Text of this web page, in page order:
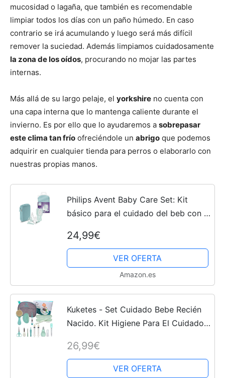
Fotos
de
Cachorros
mucosidad o lagaña, que también es recomendable
limpiar todos los días con un paño húmedo. En caso
contrario se irá acumulando y luego será más difícil
remover la suciedad. Además limpiamos cuidadosamente
la zona de los oídos, procurando no mojar las partes
internas.
Más allá de su largo pelaje, el yorkshire no cuenta con
una capa interna que lo mantenga caliente durante el
invierno. Es por ello que lo ayudaremos a sobrepasar
este clima tan frío ofreciéndole un abrigo que podemos
adquirir en cualquier tienda para perros o elaborarlo con
nuestras propias manos.
Philips Avent Baby Care Set: Kit
básico para el cuidado del beb con 9
de uñas, peine, cepillo, aspirador
nasal y...
24,99€
VER OFERTA
Amazon.es
Kuketes - Set Cuidado Bebe Recién
Nacido. Kit Higiene Para El Cuidado
Tijeras, Saca Mocos, Jeringa bebe,
cepillo, peine. Kit...
26,99€
VER OFERTA